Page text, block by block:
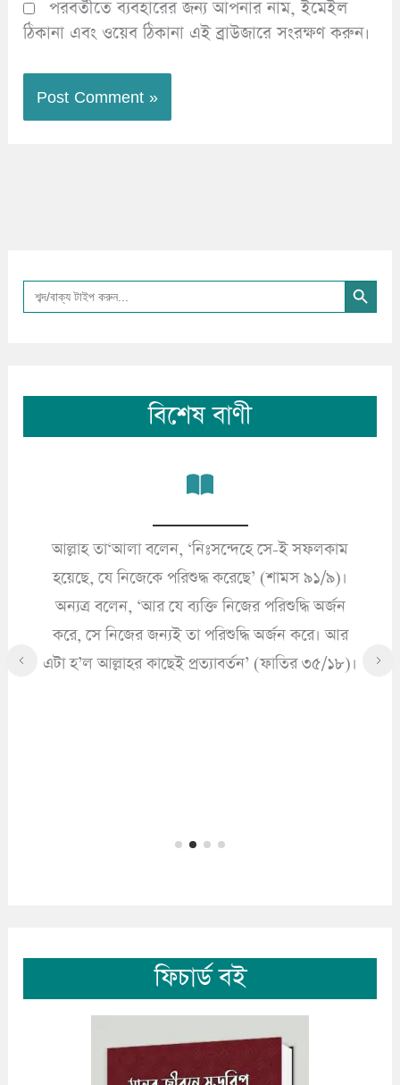
পরবর্তীতে ব্যবহারের জন্য আপনার নাম, ইমেইল
ঠিকানা এবং ওয়েব ঠিকানা এই ব্রাউজারে সংরক্ষণ করুন।
Search
for:
Search Button
বিশেষ বাণী
আল্লাহ তা‘আলা বলেন, ‘নিঃসন্দেহে সে-ই সফলকাম
হয়েছে, যে নিজেকে পরিশুদ্ধ করেছে’ (শামস ৯১/৯)।
অন্যত্র বলেন, ‘আর যে ব্যক্তি নিজের পরিশুদ্ধি অর্জন
করে, সে নিজের জন্যই তা পরিশুদ্ধি অর্জন করে। আর
এটা হ’ল আল্লাহর কাছেই প্রত্যাবর্তন’ (ফাতির ৩৫/১৮)।
ফিচার্ড বই